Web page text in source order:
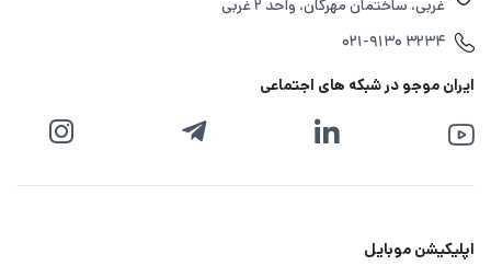
غربی، ساختمان مهرگان، واحد ۲ غربی
۰۲۱-۹۱۳۰ ۳۲۳۴
ایران موجو در شبکه های اجتماعی
اپلیکیشن موبایل